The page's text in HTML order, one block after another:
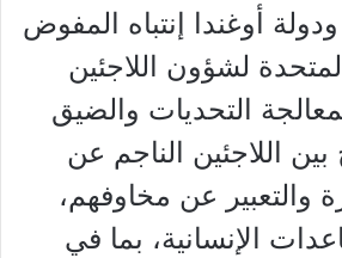
أوغندا إنتباه المفوض
لشؤون اللاجئين
التحديات والضيق
اللاجئين الناجم عن
والتعبير عن مخاوفهم،
الإنسانية، بما في